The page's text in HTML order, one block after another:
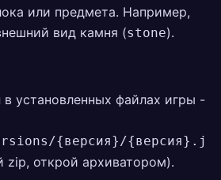
или предмета. Например,
вид камня (stone).
установленных файлах игры -
{версия}/{версия}.j
zip, открой архиватором).